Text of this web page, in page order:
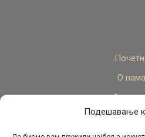
Подешавање
О нама
Стручни